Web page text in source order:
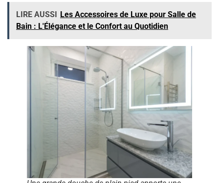
LIRE AUSSI Les Accessoires de Luxe pour Salle de
Bain : L'Élégance et le Confort au Quotidien